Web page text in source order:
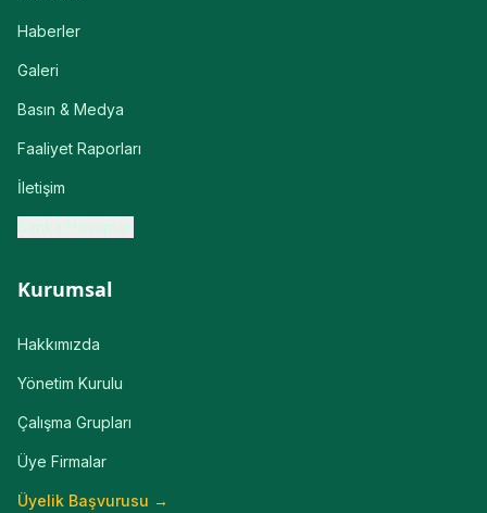
Haberler
Galeri
Basın & Medya
Faaliyet Raporları
İletişim
Banka Hesapları
Kurumsal
Hakkımızda
Yönetim Kurulu
Çalışma Grupları
Üye Firmalar
Üyelik Başvurusu →